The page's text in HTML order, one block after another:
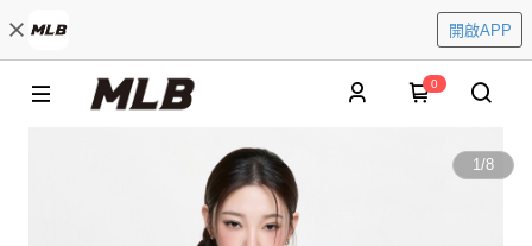
開啟APP
0
1/8